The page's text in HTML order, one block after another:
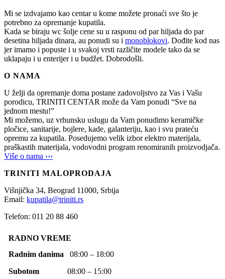
Mi se izdvajamo kao centar u kome možete pronaći sve što je
potrebno za opremanje kupatila.
Kada se biraju wc šolje cene su u rasponu od par hiljada do par
desetina hiljada dinara, au ponudi su i monoblokovi. Dođite kod nas
jer imamo i popuste i u svakoj vrsti različite modele tako da se
uklapaju i u enterijer i u budžet. Dobrodošli.
O NAMA
U želji da opremanje doma postane zadovoljstvo za Vas i Vašu
porodicu, TRINITI CENTAR može da Vam ponudi “Sve na
jednom mestu!”
Mi možemo, uz vrhunsku uslugu da Vam ponudimo keramičke
pločice, sanitarije, bojlere, kade, galanteriju, kao i svu prateću
opremu za kupatila. Posedujemo velik izbor elektro materijala,
praškastih materijala, vodovodni program renomiranih proizvodjača.
Više o nama ›››
TRINITI MALOPRODAJA
Višnjička 34, Beograd 11000, Srbija
Email: kupatila@triniti.rs
Telefon: 011 20 88 460
RADNO VREME
Radnim danima 08:00 – 18:00
Subotom 08:00 – 15:00